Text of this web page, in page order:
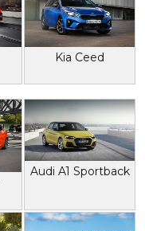
Kia Ceed
Audi A1 Sportback